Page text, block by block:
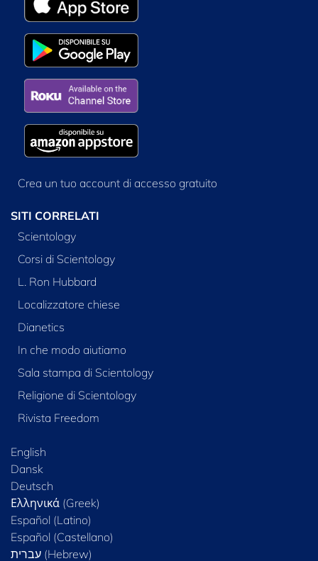
Crea un tuo account di accesso gratuito
SITI CORRELATI
Scientology
Corsi di Scientology
L. Ron Hubbard
Localizzatore chiese
Dianetics
In che modo aiutiamo
Sala stampa di Scientology
Religione di Scientology
Rivista Freedom
English
Dansk
Deutsch
Ελληνικά (Greek)
Español (Latino)
Español (Castellano)